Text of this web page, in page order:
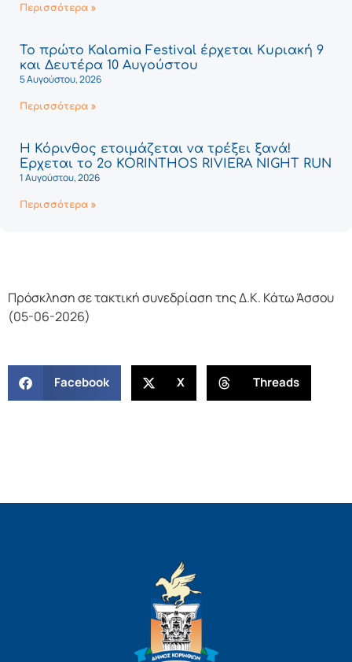
Περισσότερα »
Το πρώτο Kalamia Festival έρχεται Κυριακή 9
και Δευτέρα 10 Αυγούστου
5 Αυγούστου, 2026
Περισσότερα »
Η Κόρινθος ετοιμάζεται να τρέξει ξανά!
Έρχεται το 2ο KORINTHOS RIVIERA NIGHT RUN
1 Αυγούστου, 2026
Περισσότερα »
Πρόσκληση σε τακτική συνεδρίαση της Δ.Κ. Κάτω Άσσου
(05-06-2026)
Facebook X Threads